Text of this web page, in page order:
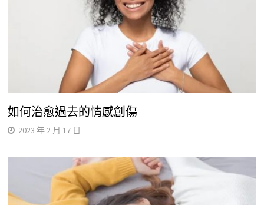
如何治愈過去的情感創傷
2023 年 2 月 17 日